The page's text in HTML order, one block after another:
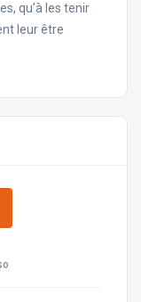
qu’à les tenir
leur être